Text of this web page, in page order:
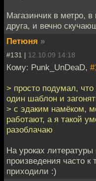
Магазинчик в метро, в
друга, и вечно
Петюня »
#131 | 12.10.09 14:18
Кому: Punk_UnDeaD,
> просто подумал,
один шаблон и
> с эдаким намёком,
работают, а я такой
разоблачаю
На уроках
произведения часто к
приходили :)